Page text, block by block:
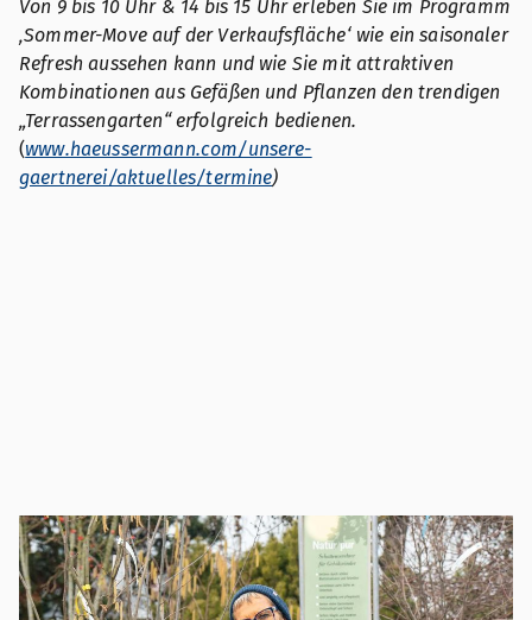
Von 9 bis 10 Uhr & 14 bis 15 Uhr erleben Sie im Programm
‚Sommer-Move auf der Verkaufsfläche‘ wie ein saisonaler
Refresh aussehen kann und wie Sie mit attraktiven
Kombinationen aus Gefäßen und Pflanzen den trendigen
„Terrassengarten“ erfolgreich bedienen.
(www.haeussermann.com/unsere-
gaertnerei/aktuelles/termine)